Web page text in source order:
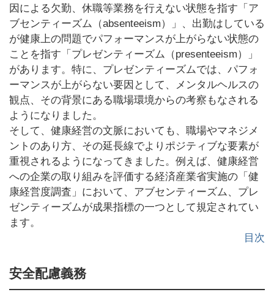
因による欠勤、休職等業務を行えない状態を指す「ア
ブセンティーズム（absenteeism）」、出勤はしている
が健康上の問題でパフォーマンスが上がらない状態の
ことを指す「プレゼンティーズム（presenteeism）」
があります。特に、プレゼンティーズムでは、パフォ
ーマンスが上がらない要因として、メンタルヘルスの
観点、その背景にある職場環境からの考察もなされる
ようになりました。
そして、健康経営の文脈においても、職場やマネジメ
ントのあり方、その延長線でよりポジティブな要素が
重視されるようになってきました。例えば、健康経営
への企業の取り組みを評価する経済産業省実施の「健
康経営度調査」において、アブセンティーズム、プレ
ゼンティーズムが成果指標の一つとして規定されてい
ます。
目次
安全配慮義務